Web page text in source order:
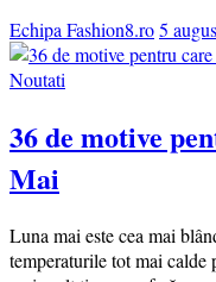
Echipa Fashion8.ro5
Noutati
36 de motive
Mai
Luna mai este cea mai
temperaturile tot mai calde